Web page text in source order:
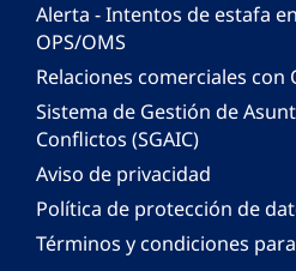
Alerta - Intentos de estafa
OPS/OMS
Relaciones comerciales con
Sistema de Gestión de
Conflictos (SGAIC)
Aviso de privacidad
Política de protección de
Términos y condiciones